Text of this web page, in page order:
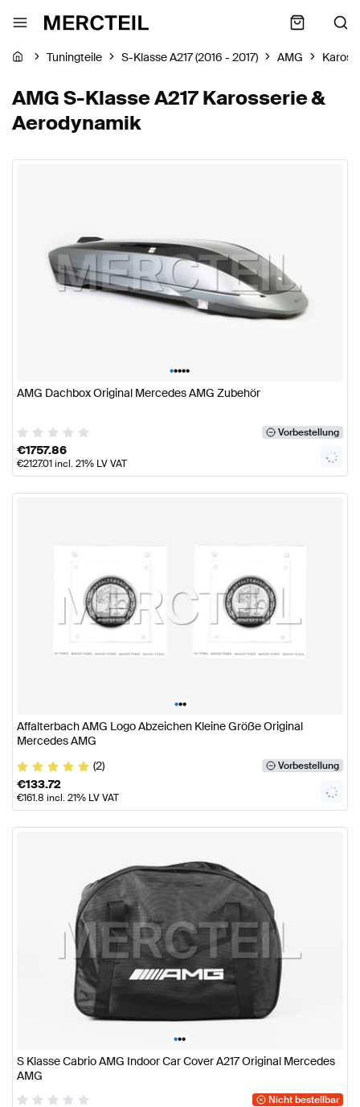
Tuningteile S-Klasse A217 (2016 - 2017) AMG
AMG S-Klasse A217 Karosserie &
Aerodynamik
•••••
AMG Dachbox Original Mercedes AMG Zubehör
Vorbestellung
€1757.86
€2127.01incl. 21% LV VAT
•••
Affalterbach AMG Logo Abzeichen Kleine Größe Original
Mercedes AMG
(2)
Vorbestellung
€133.72
€161.8 incl. 21% LV VAT
•••
S Klasse Cabrio AMG Indoor Car Cover A217 Original Mercedes
AMG
Nicht bestellbar